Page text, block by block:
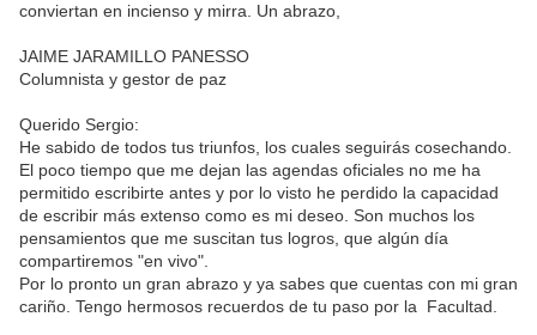
conviertan en incienso y mirra. Un abrazo,
JAIME JARAMILLO PANESSO
Columnista y gestor de paz
Querido Sergio:
He sabido de todos tus triunfos, los cuales seguirás cosechando.
El poco tiempo que me dejan las agendas oficiales no me ha
permitido escribirte antes y por lo visto he perdido la capacidad
de escribir más extenso como es mi deseo. Son muchos los
pensamientos que me suscitan tus logros, que algún día
compartiremos "en vivo".
Por lo pronto un gran abrazo y ya sabes que cuentas con mi gran
cariño. Tengo hermosos recuerdos de tu paso por la Facultad.